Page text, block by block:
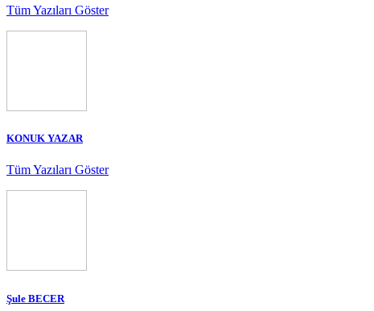
Tüm Yazıları Göster
KONUK YAZAR
Tüm Yazıları Göster
Şule BECER